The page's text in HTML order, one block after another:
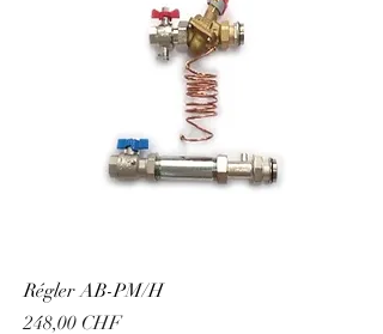
Régler AB-PM/H
Prix
248,00 CHF